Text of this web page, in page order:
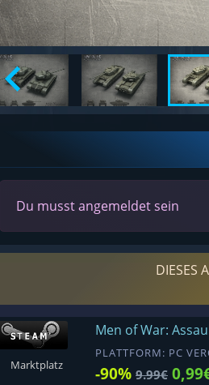
Du musst angemeldet sein
DIESES
Marktplatz
Men of War:
PLATTFORM: PC
-90% 9.99€